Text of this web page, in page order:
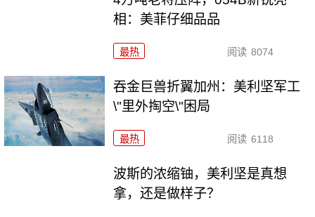
相：美菲仔细品品
最热 阅读 8074
吞金巨兽折翼加州：美利坚军工
\"里外掏空\"困局
最热 阅读 6118
波斯的浓缩铀，美利坚是真想
拿，还是做样子？